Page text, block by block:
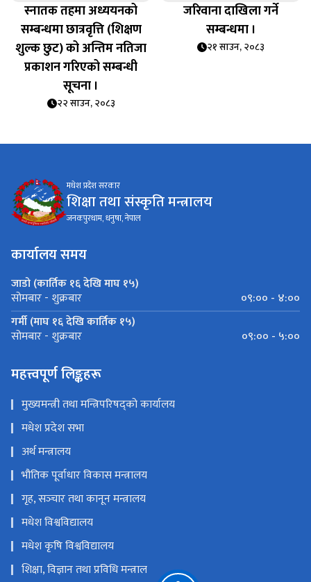
स्नातक तहमा अध्ययनको
सम्बन्धमा छात्रवृत्ति (शिक्षण
शुल्क छुट) को अन्तिम नतिजा
प्रकाशन गरिएको सम्बन्धी
सूचना ।
२२ साउन, २०८३
जरिवाना दाखिला गर्ने
सम्बन्धमा ।
२१ साउन, २०८३
मधेश प्रदेश सरकार
शिक्षा तथा संस्कृति मन्त्रालय
जनकपुरधाम, धनुषा, नेपाल
कार्यालय समय
जाडो (कार्तिक १६ देखि माघ १५)
सोमबार - शुक्रबार
०९:०० - ४:००
गर्मी (माघ १६ देखि कार्तिक १५)
सोमबार - शुक्रबार ०९:०० - ५:००
महत्त्वपूर्ण लिङ्कहरू
मुख्यमन्त्री तथा मन्त्रिपरिषद्को कार्यालय
मधेश प्रदेश सभा
अर्थ मन्त्रालय
भौतिक पूर्वाधार विकास मन्त्रालय
गृह, सञ्‍चार तथा कानून मन्त्रालय
मधेश विश्वविद्यालय
मधेश कृषि विश्वविद्यालय
शिक्षा, विज्ञान तथा प्रविधि मन्त्राल